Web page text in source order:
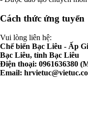
Cách thức ứng tuyển
Vui lòng liên hệ:
Chế biến Bạc Liêu - Ấp
Bạc Liêu, tỉnh Bạc Liêu
Điện thoại: 0961636380
Email: